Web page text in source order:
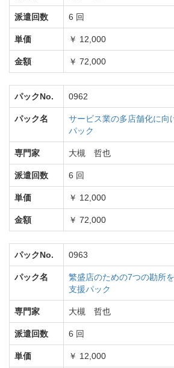
派遣回数 6 回
単価 ￥ 12,000
金額 ￥ 72,000
パックNo. 0962
パック名
サービス業の多店舗化に向
パック
専門家 大槻 哲也
派遣回数 6 回
単価 ￥ 12,000
金額 ￥ 72,000
パックNo. 0963
パック名
繁盛店のための7つの勘所
支援パック
専門家 大槻 哲也
派遣回数 6 回
単価 ￥ 12,000